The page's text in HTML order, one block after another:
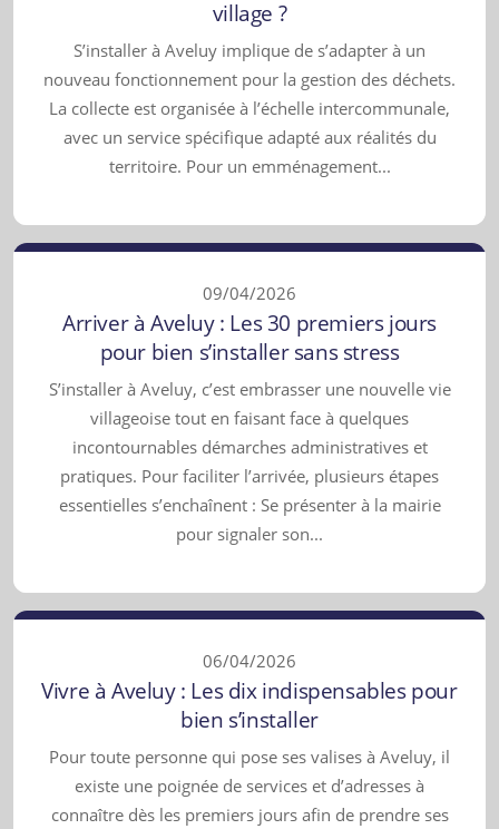
village ?
S’installer à Aveluy implique de s’adapter à un
nouveau fonctionnement pour la gestion des déchets.
La collecte est organisée à l’échelle intercommunale,
avec un service spécifique adapté aux réalités du
territoire. Pour un emménagement...
09/04/2026
Arriver à Aveluy : Les 30 premiers jours
pour bien s’installer sans stress
S’installer à Aveluy, c’est embrasser une nouvelle vie
villageoise tout en faisant face à quelques
incontournables démarches administratives et
pratiques. Pour faciliter l’arrivée, plusieurs étapes
essentielles s’enchaînent : Se présenter à la mairie
pour signaler son...
06/04/2026
Vivre à Aveluy : Les dix indispensables pour
bien s’installer
Pour toute personne qui pose ses valises à Aveluy, il
existe une poignée de services et d’adresses à
connaître dès les premiers jours afin de prendre ses